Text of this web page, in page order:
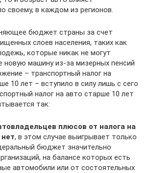
своему, в каждом из регионов.
бюджет страны за счет
слоев населения, таких как
которые никак не могут
новую машину из-за мизерных пенсий
– транспортный налог на
10 лет – вступило в силу лишь с сего
налог на авто старше 10 лет
так:
плюсов от налога на
, в этом случае выигрывает только
бюджет значительно
на балансе которых есть
автомобили или от состоятельных